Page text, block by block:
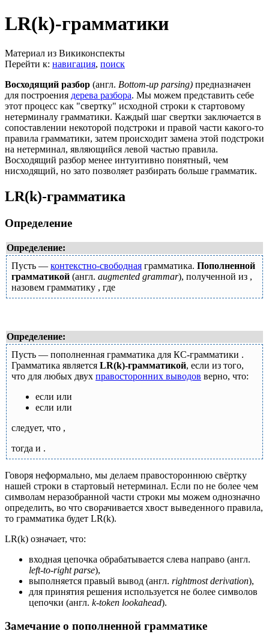
LR(k)-грамматики
Материал из Викиконспекты
Перейти к: навигация, поиск
Восходящий разбор (англ. Bottom-up parsing) предназначен
для построения дерева разбора. Мы можем представить себе
этот процесс как "свертку" исходной строки к стартовому
нетерминалу грамматики. Каждый шаг свертки заключается в
сопоставлении некоторой подстроки и правой части какого-то
правила грамматики, затем происходит замена этой подстроки
на нетерминал, являющийся левой частью правила.
Восходящий разбор менее интуитивно понятный, чем
нисходящий, но зато позволяет разбирать больше грамматик.
LR(k)-грамматика
Определение
Определение:
Пусть — контекстно-свободная грамматика. Пополненной
грамматикой (англ. augmented grammar), полученной из ,
назовем грамматику , где
Определение:
Пусть — пополненная грамматика для КС-грамматики .
Грамматика является LR(k)-грамматикой, если из того,
что для любых двух правосторонних выводов верно, что:
если или
если или
следует, что ,
тогда и .
Говоря неформально, мы делаем правостороннюю свёртку
нашей строки в стартовый нетерминал. Если по не более чем
символам неразобранной части строки мы можем однозначно
определить, во что сворачивается хвост выведенного правила,
то грамматика будет LR(k).
LR(k) означает, что:
входная цепочка обрабатывается слева направо (англ.
left-to-right parse),
выполняется правый вывод (англ. rightmost derivation),
для принятия решения используется не более символов
цепочки (англ. k-token lookahead).
Замечание о пополненной грамматике